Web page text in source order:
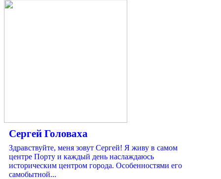
Сергей Головаха
Здравствуйте, меня зовут Сергей! Я живу в самом
центре Порту и каждый день наслаждаюсь
историческим центром города. Особенностями его
самобытной...